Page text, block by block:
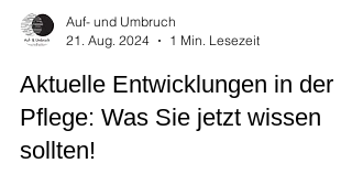
Auf- und Umbruch
21. Aug. 2024